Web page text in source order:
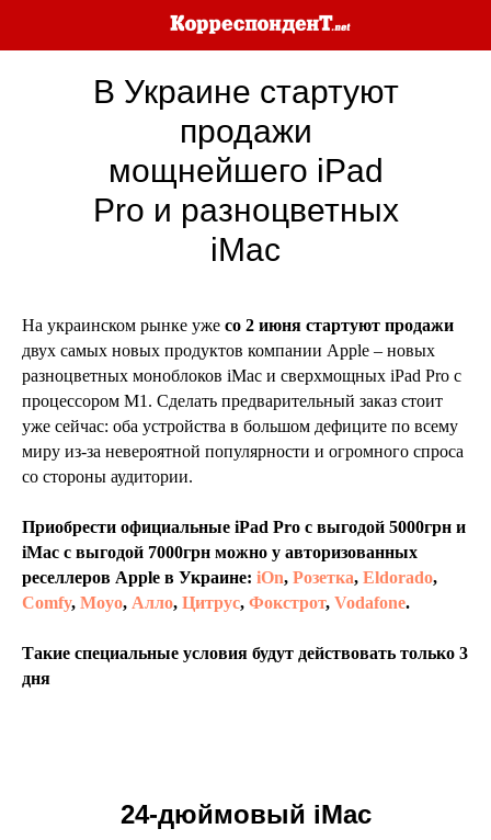
В Украине стартуют
продажи
мощнейшего iPad
Pro и разноцветных
iMac
На украинском рынке уже со 2 июня стартуют продажи
двух самых новых продуктов компании Apple – новых
разноцветных моноблоков iMac и сверхмощных iPad Pro с
процессором M1. Сделать предварительный заказ стоит
уже сейчас: оба устройства в большом дефиците по всему
миру из-за невероятной популярности и огромного спроса
со стороны аудитории.
Приобрести официальные iPad Pro с выгодой 5000грн и
iMac с выгодой 7000грн можно у авторизованных
реселлеров Apple в Украине: iOn, Розетка, Eldorado,
Comfy, Moyo, Алло, Цитрус, Фокстрот, Vodafone.
Такие специальные условия будут действовать только 3
дня
24-дюймовый iMac